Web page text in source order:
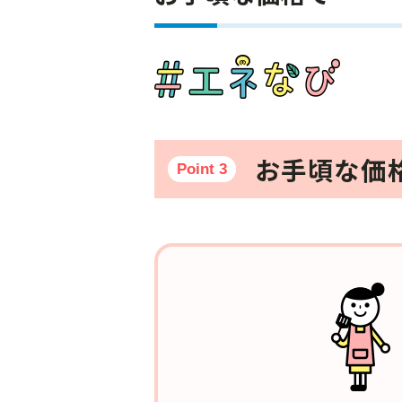
Point 3 お手頃な価